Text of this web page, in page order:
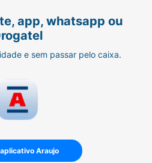
app, whatsapp ou
e sem passar pelo caixa.
Araujo